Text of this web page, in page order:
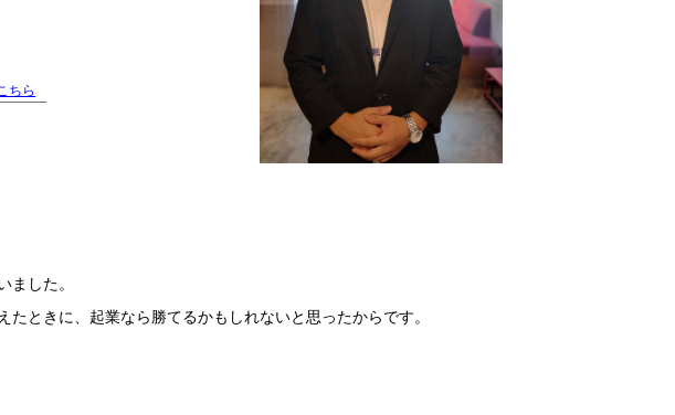
ちら
ました。
ときに、起業なら勝てるかもしれないと思ったからです。